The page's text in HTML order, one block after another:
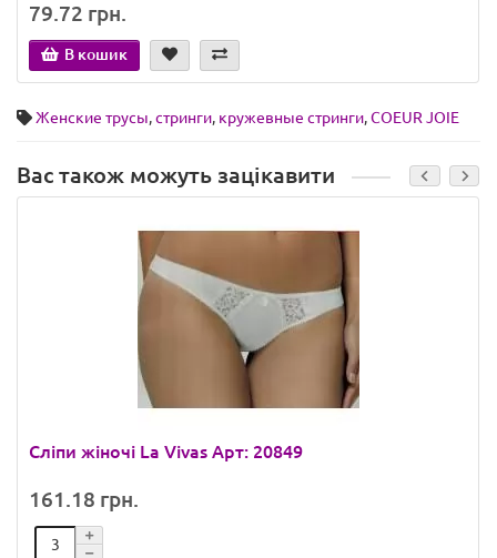
79.72 грн.
В кошик
Женские трусы,стринги, кружевные стринги,COEUR JOIE
Вас також можуть зацікавити
Сліпи жіночі La Vivas Арт: 20849
161.18 грн.